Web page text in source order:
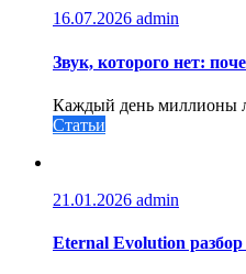
16.07.2026 admin
Звук, которого нет:
Каждый день миллионы
Статьи
21.01.2026 admin
Eternal Evolution